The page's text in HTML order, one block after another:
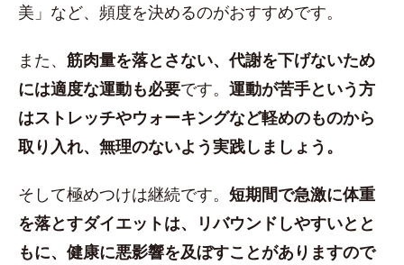
美」など、頻度を決めるのがおすすめです。
また、 筋肉量を落とさない、代謝を下げないため
には適度な運動も必要です。 運動が苦手という方
はストレッチやウォーキングなど軽めのものから
取り入れ、無理のないよう実践しましょう。
そして極めつけは継続です。 短期間で急激に体重
を落とすダイエットは、リバウンドしやすいとと
もに、健康に悪影響を及ぼすことがありますので